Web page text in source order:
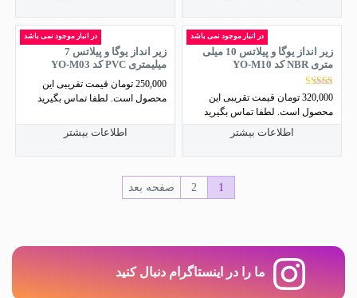
در انبار موجود نمی باشد
زیر انداز یوگا و پیلاتس 10 میلی
متری NBR کد YO-M10
نمره
4.00
از 5
320,000 تومان قیمت تقریبی این
محصول است. لطفا تماس بگیرید
اطلاعات بیشتر
در انبار موجود نمی باشد
زیر انداز یوگا و پیلاتس 7
میلیمتری PVC کد YO-M03
250,000 تومان قیمت تقریبی این
محصول است. لطفا تماس بگیرید
اطلاعات بیشتر
1
2 صفحه بعد
ما را در اینستاگرام دنبال کنید